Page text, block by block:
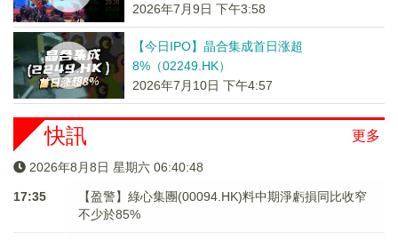
2026年7月9日 下午3:58
【今日IPO】晶合集成首日涨超
8%（02249.HK）
2026年7月10日 下午4:57
更多
快訊
2026年8月8日 星期六 06:40:48
17:35
【盈警】綠心集團(00094.HK)料中期淨虧損同比收窄
不少於85%